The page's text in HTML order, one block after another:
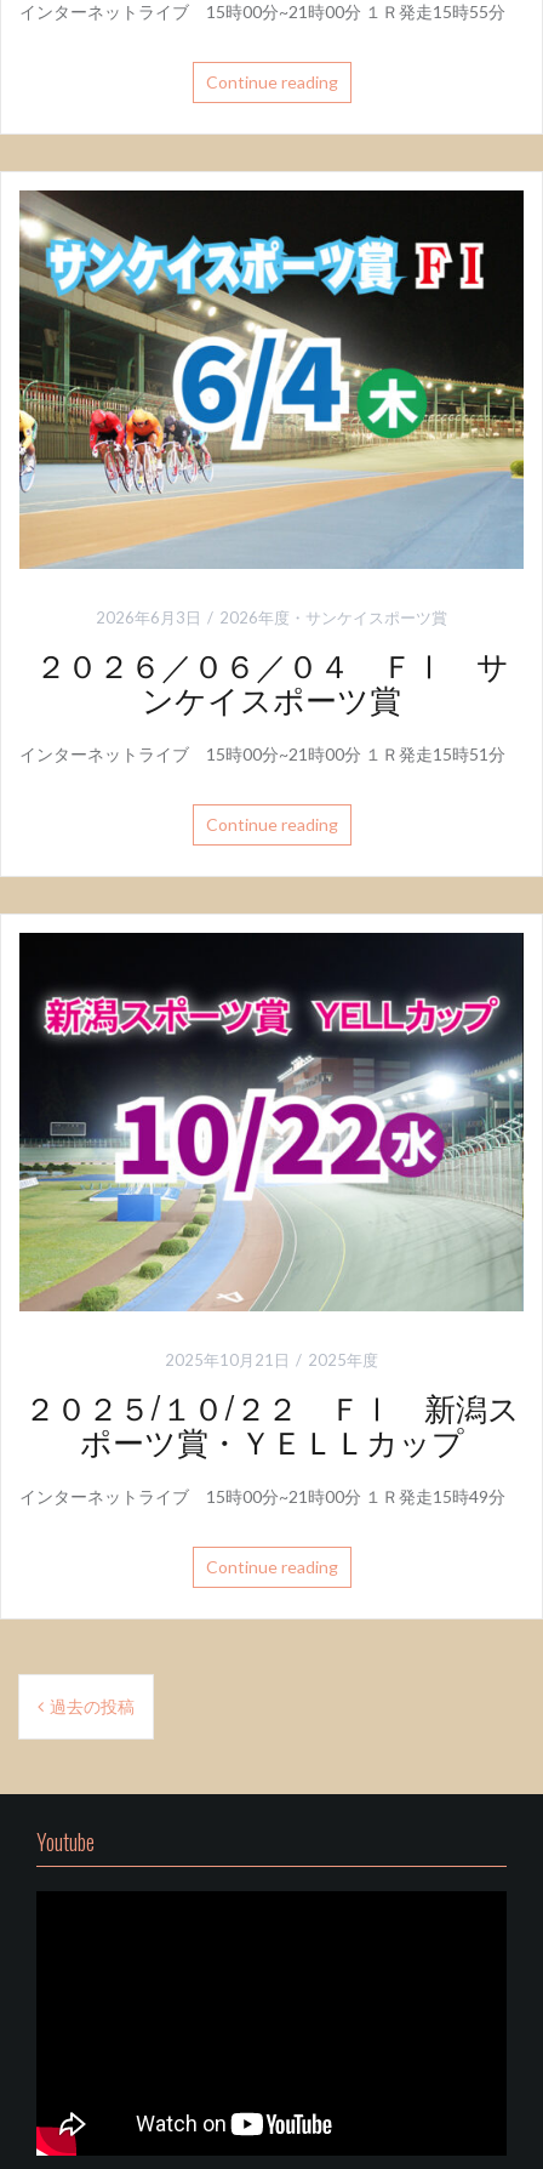
インターネットライブ 15時00分~21時00分 １Ｒ発走15時55分
Continue reading
2026年6月3日 2026年度 ・ サンケイスポーツ賞
２０２６／０６／０４ ＦⅠ サ
ンケイスポーツ賞
インターネットライブ 15時00分~21時00分 １Ｒ発走15時51分
Continue reading
2025年10月21日 2025年度
２０２５/１０/２２ ＦⅠ 新潟ス
ポーツ賞・ＹＥＬＬカップ
インターネットライブ 15時00分~21時00分 １Ｒ発走15時49分
Continue reading
投
稿
ナ
ビ
ゲ
過去の投稿
Youtube